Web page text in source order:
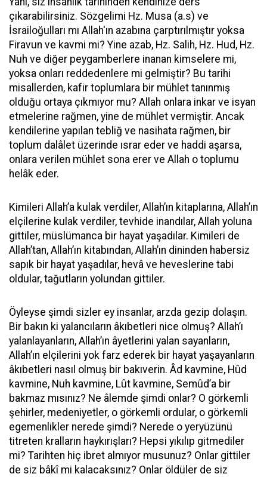
çıkarabilirsiniz. Sözgelimi Hz. Musa (a.s) ve
İsrailoğulları mı Allah'ın azabına çarptırılmıştır yoksa
Firavun ve kavmi mi? Yine azab, Hz. Salih, Hz. Hud, Hz.
Nuh ve diğer peygamberlere inanan kimselere mi,
yoksa onları reddedenlere mi gelmiştir? Bu tarihi
misallerden, kafir toplumlara bir mühlet tanınmış
olduğu ortaya çıkmıyor mu? Allah onlara inkar ve isyan
etmelerine rağmen, yine de mühlet vermiştir. Ancak
kendilerine yapılan tebliğ ve nasihata rağmen, bir
toplum dalâlet üzerinde ısrar eder ve haddi aşarsa,
onlara verilen mühlet sona erer ve Allah o toplumu
helâk eder.
Kimileri Allah’a kulak verdiler, Allah’ın kitaplarına, Allah’ın
elçilerine kulak verdiler, tevhide inandılar, Allah yoluna
gittiler, müslümanca bir hayat yaşadılar. Kimileri de
Allah’tan, Allah’ın kitabından, Allah’ın dininden habersiz
sapık bir hayat yaşadılar, hevâ ve heveslerine tabi
oldular, tağutların yolundan gittiler.
Öyleyse şimdi sizler ey insanlar, arzda gezip dolaşın.
Bir bakın ki yalancıların âkıbetleri nice olmuş? Allah’ı
yalanlayanların, Allah’ın âyetlerini yalan sayanların,
Allah’ın elçilerini yok farz ederek bir hayat yaşayanların
âkıbetleri nasıl olmuş bir bakıverin. Âd kavmine, Hûd
kavmine, Nuh kavmine, Lût kavmine, Semûd’a bir
bakmaz mısınız? Ne âlemde şimdi onlar? O görkemli
şehirler, medeniyetler, o görkemli ordular, o görkemli
egemenlikler nerede şimdi? Nerede o yeryüzünü
titreten kralların haykırışları? Hepsi yıkılıp gitmediler
mi? Tarihten hiç ibret almıyor musunuz? Onlar gittiler
de siz bâkî mi kalacaksınız? Onlar öldüler de siz